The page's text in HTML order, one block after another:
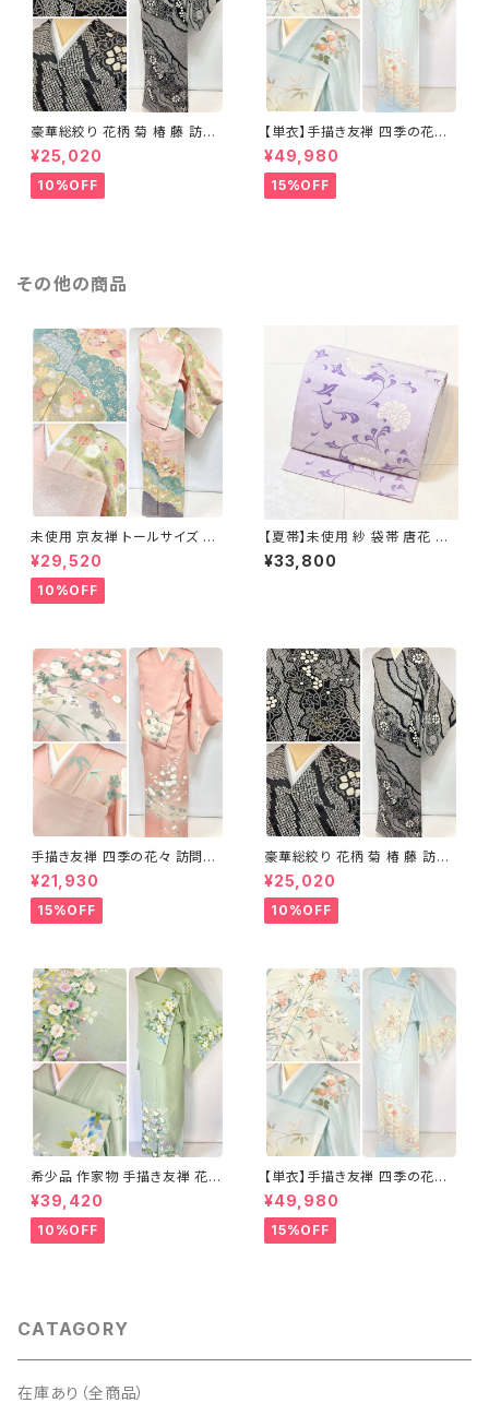
豪華総絞り 花柄 菊 椿 藤 訪問
着 鹿の子絞り ラメ 正絹 黒 白
グレー 1435
¥25,020
10%OFF
【単衣】手描き友禅 四季の花々
正絹 訪問着 水色 黄緑 白 パス
テルカラー 1431
¥49,980
15%OFF
その他の商品
未使用 京友禅 トールサイズ 染
め分け 金彩 訪問着 袷 正絹 ピ
ンク 黄緑 紫 黄色 1438
¥29,520
10%OFF
【夏帯】未使用 紗 袋帯 唐花 正
絹 紫 白 淡藤色 729
¥33,800
手描き友禅 四季の花々 訪問着
袷 正絹 サーモンピンク クリー
ム 白 桃花色 1434
¥21,930
15%OFF
豪華総絞り 花柄 菊 椿 藤 訪問
着 鹿の子絞り ラメ 正絹 黒 白
グレー 1435
¥25,020
10%OFF
希少品 作家物 手描き友禅 花鳥
文 椿 沈丁花 訪問着 正絹 袷 黄
緑 青 白 1418
¥39,420
10%OFF
【単衣】手描き友禅 四季の花々
正絹 訪問着 水色 黄緑 白 パス
テルカラー 1431
¥49,980
15%OFF
CATAGORY
在庫あり（全商品）